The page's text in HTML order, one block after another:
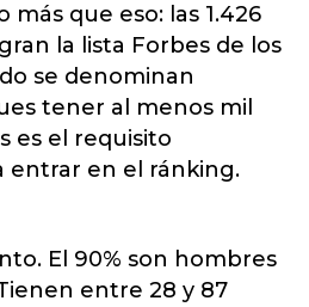
más que eso: las 1.426
la lista Forbes de los
se denominan
tener al menos mil
es el requisito
entrar en el ránking.
El 90% son hombres
entre 28 y 87